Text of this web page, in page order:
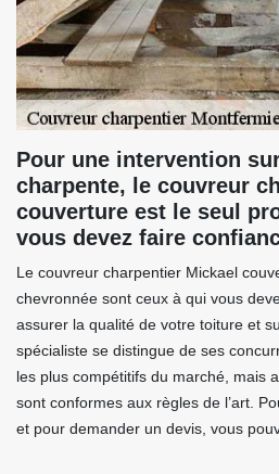
Pour une intervention
charpente, le couvreur
couverture est le seul
vous devez faire
Le couvreur charpentier Mickael
chevronnée sont ceux à qui vous
assurer la qualité de votre toiture et
spécialiste se distingue de ses
les plus compétitifs du marché, mais
sont conformes aux règles de l’art.
et pour demander un devis, vous